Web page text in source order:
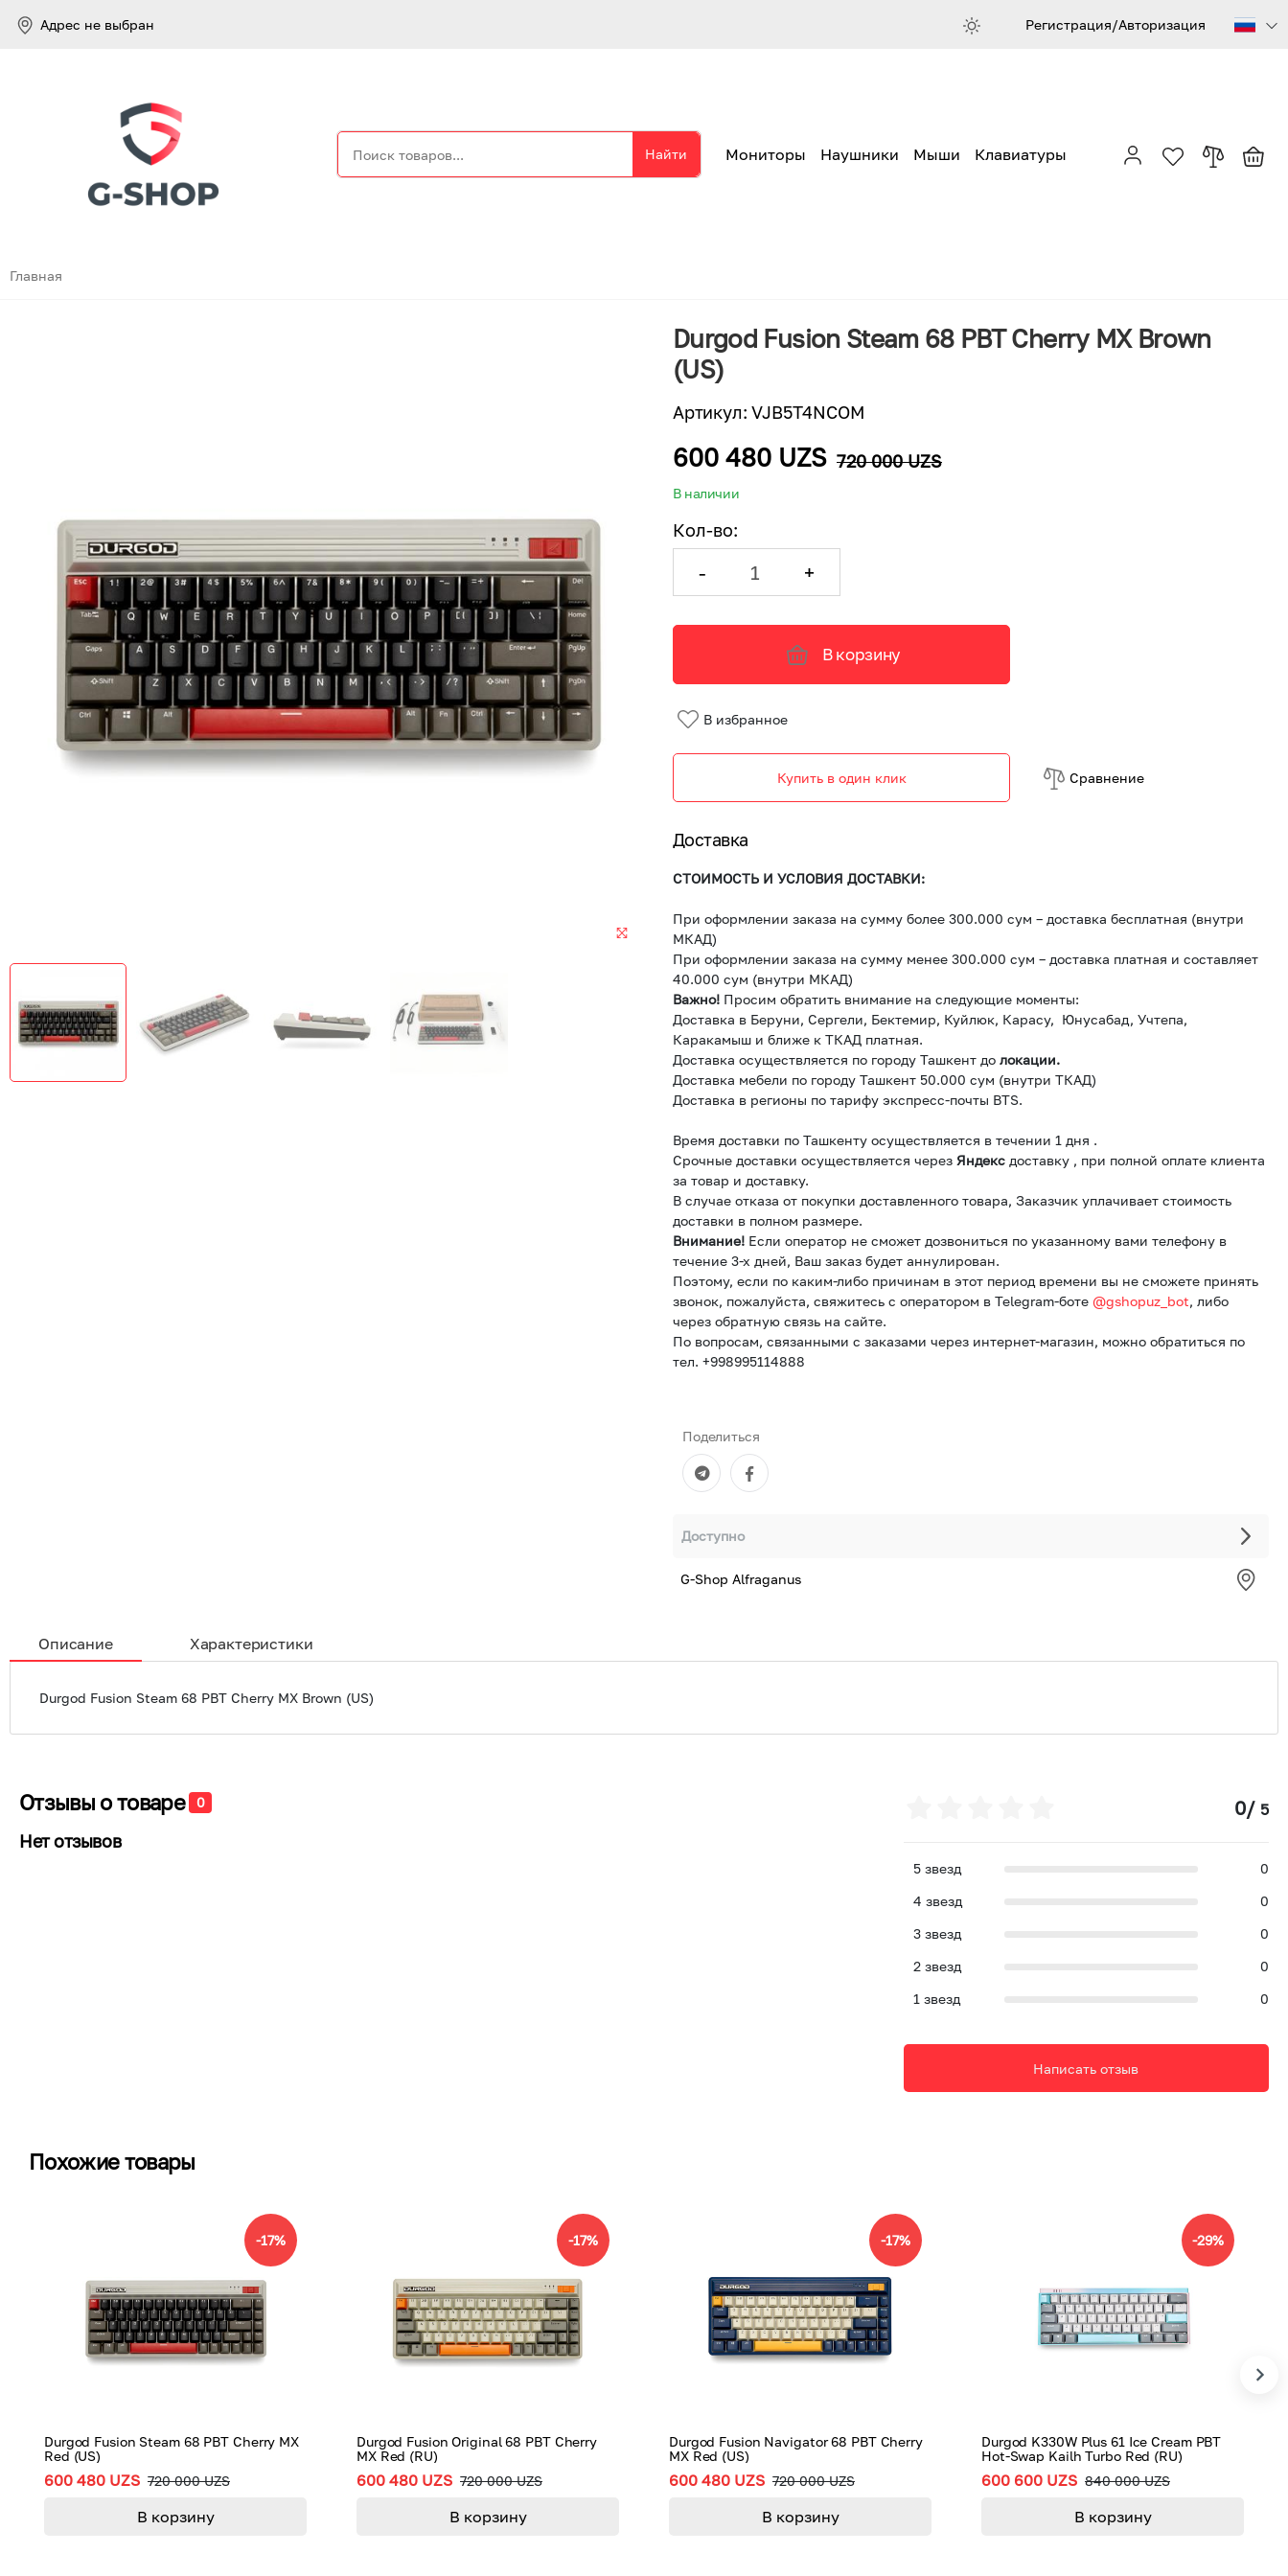
Адрес не выбран Регистрация/Авторизация
Найти Найти Мониторы Наушники Мыши Клавиатуры
Главная
Durgod Fusion Steam 68 PBT Cherry MX Brown
(US)
Артикул:VJB5T4NCOM
600 480 UZS 720 000 UZS
В наличии
Кол-во:
- +
В корзину
В избранное
Купить в один клик Cравнение
Доставка
СТОИМОСТЬ И УСЛОВИЯ ДОСТАВКИ:
При оформлении заказа на сумму более 300.000 сум – доставка бесплатная (внутри
МКАД)
При оформлении заказа на сумму менее 300.000 сум – доставка платная и составляет
40.000 сум (внутри МКАД)
Важно! Просим обратить внимание на следующие моменты:
Доставка в Беруни, Сергели, Бектемир, Куйлюк, Карасу, Юнусабад, Учтепа,
Каракамыш и ближе к ТКАД платная.
Доставка осуществляется по городу Ташкент до локации.
Доставка мебели по городу Ташкент 50.000 сум (внутри ТКАД)
Доставка в регионы по тарифу экспресс-почты BTS.
Время доставки по Ташкенту осуществляется в течении 1 дня .
Срочные доставки осуществляется через Яндекс доставку , при полной оплате клиента
за товар и доставку.
В случае отказа от покупки доставленного товара, Заказчик уплачивает стоимость
доставки в полном размере.
Внимание! Если оператор не сможет дозвониться по указанному вами телефону в
течение 3-х дней, Ваш заказ будет аннулирован.
Поэтому, если по каким-либо причинам в этот период времени вы не сможете принять
звонок, пожалуйста, свяжитесь с оператором в Telegram-боте @gshopuz_bot, либо
через обратную связь на сайте.
По вопросам, связанными с заказами через интернет-магазин, можно обратиться по
тел. +998995114888
Поделиться
Доступно
G-Shop Alfraganus
Описание Характеристики
Durgod Fusion Steam 68 PBT Cherry MX Brown (US)
Отзывы о товаре 0
Нет отзывов
0/ 5
5звезд
0
4 звезд
0
3звезд
0
2звезд
0
1 звезд 0
Написать отзыв
Похожие товары
-17%
600 480 UZS 720 000 UZS
Durgod Fusion Steam 68 PBT Cherry MX
Red (US)
В корзину
-17%
600 480 UZS 720 000 UZS
Durgod Fusion Original 68 PBT Cherry
MX Red (RU)
В корзину
-17%
600 480 UZS 720 000 UZS
Durgod Fusion Navigator 68 PBT Cherry
MX Red (US)
В корзину
-29%
600 600 UZS 840 000 UZS
Durgod K330W Plus 61 Ice Cream PBT
Hot-Swap Kailh Turbo Red (RU)
В корзину